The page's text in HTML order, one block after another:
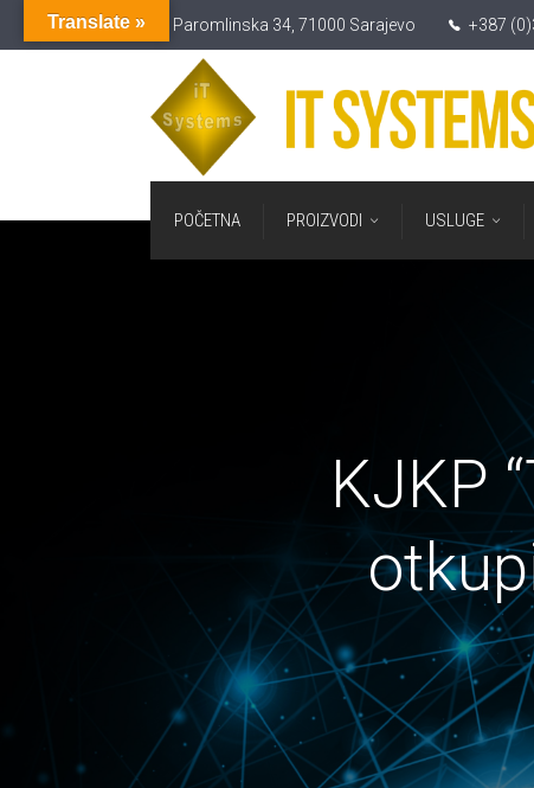
Paromlinska 34, 71000 Sarajevo +387
POČETNA PROIZVODI USLUGE
KJKP
Translate »